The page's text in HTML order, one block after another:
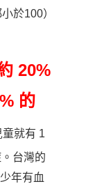
於100）
20%
的
就有 1
台灣的
年有血